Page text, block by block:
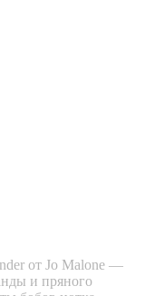
от Jo Malone —
и пряного